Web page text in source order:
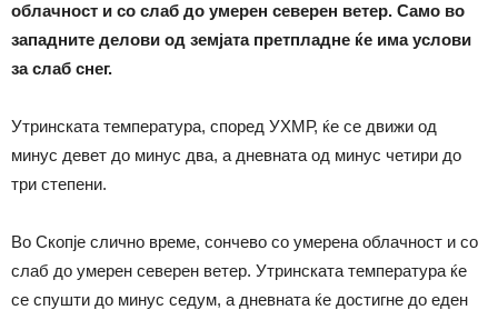
облачност и со слаб до умерен северен ветер. Само во
западните делови од земјата претпладне ќе има услови
за слаб снег.
Утринската температура, според УХМР, ќе се движи од
минус девет до минус два, а дневната од минус четири до
три степени.
Во Скопје слично време, сончево со умерена облачност и со
слаб до умерен северен ветер. Утринската температура ќе
се спушти до минус седум, а дневната ќе достигне до еден